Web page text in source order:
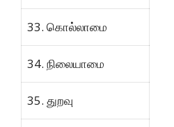
33. கொல்லாமை
34. நிலையாமை
35. துறவு